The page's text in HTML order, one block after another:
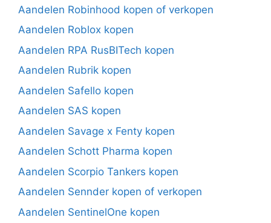
Aandelen Robinhood kopen of verkopen
Aandelen Roblox kopen
Aandelen RPA RusBITech kopen
Aandelen Rubrik kopen
Aandelen Safello kopen
Aandelen SAS kopen
Aandelen Savage x Fenty kopen
Aandelen Schott Pharma kopen
Aandelen Scorpio Tankers kopen
Aandelen Sennder kopen of verkopen
Aandelen SentinelOne kopen